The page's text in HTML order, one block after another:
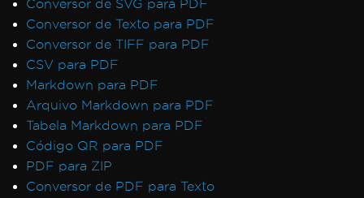
Conversor de SVG para PDF
Conversor de Texto para PDF
Conversor de TIFF para PDF
CSV para PDF
Markdown para PDF
Arquivo Markdown para PDF
Tabela Markdown para PDF
Código QR para PDF
PDF para ZIP
Conversor de PDF para Texto